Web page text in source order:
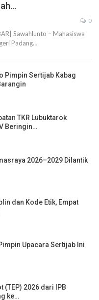
0
Sawahlunto – Mahasiswa
Padang…
Pimpin Sertijab Kabag
TKR Lubuktarok
Beringin…
2026–2029 Dilantik
dan Kode Etik, Empat
Upacara Sertijab Ini
(TEP) 2026 dari IPB
ke…